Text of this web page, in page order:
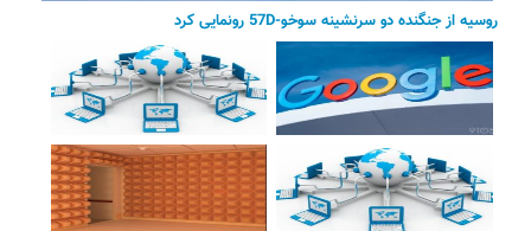
روسیه از جنگنده دو سرنشینه سوخو-57D رونمایی کرد